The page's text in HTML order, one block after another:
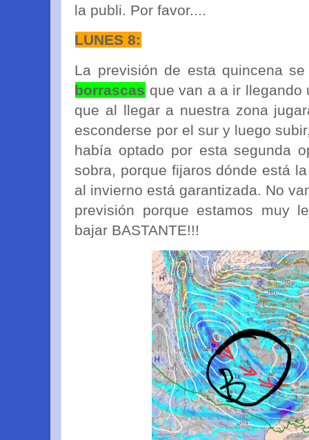
la publi. Por favor....
LUNES 8:
La previsión de esta quincena
borrascas que van a a ir llegando
que al llegar a nuestra zona
esconderse por el sur y luego
había optado por esta segunda
sobra, porque fijaros dónde está
al invierno está garantizada. No
previsión porque estamos muy
bajar BASTANTE!!!